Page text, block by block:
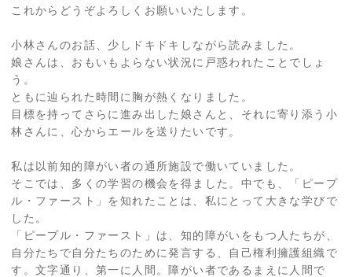
これからどうぞよろしくお願いいたします。
小林さんのお話、少しドキドキしながら読みました。
娘さんは、おもいもよらない状況に戸惑われたことでしょ
う。
ともに辿られた時間に胸が熱くなりました。
目標を持ってさらに進み出した娘さんと、それに寄り添う小
林さんに、心からエールを送りたいです。
私は以前知的障がい者の通所施設で働いていました。
そこでは、多くの学習の機会を得ました。中でも、「ピープ
ル・ファースト」を知れたことは、私にとって大きな学びで
した。
「ピープル・ファースト」は、知的障がいをもつ人たちが、
自分たちで自分たちのために発言する、自己権利擁護組織で
す。文字通り、第一に人間。障がい者であるまえに人間で